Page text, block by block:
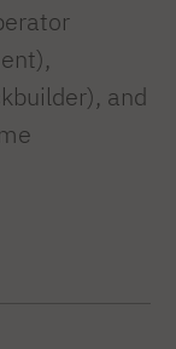
and